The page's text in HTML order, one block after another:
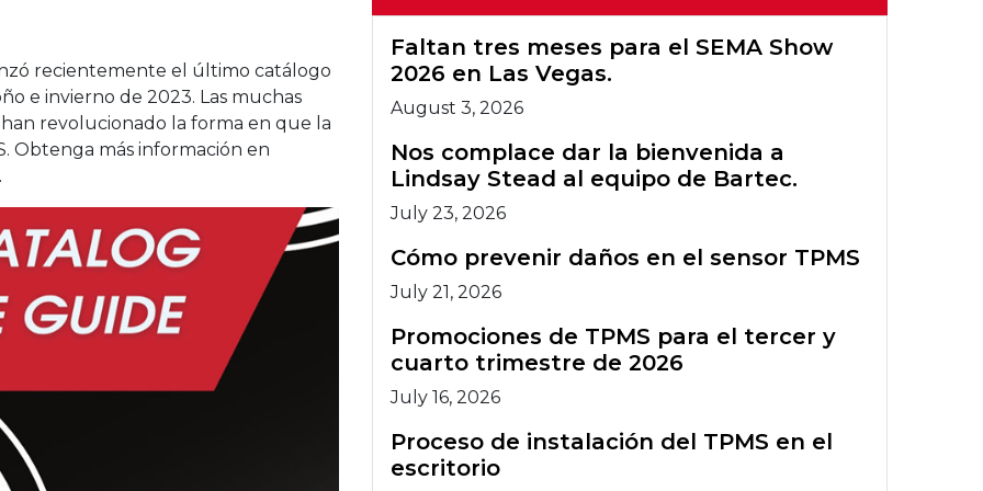
Registro de
TPMS
Accesorios TPMS
TPMS
Herramientas
herramientas
TPMS
Primeros Bartec
Boletines de
del TPMS
Wi-Fi de
recientemente el último catálogo
e invierno de 2023. Las muchas
revolucionado la forma en que la
Obtenga más información en
Faltan tres meses para el SEMA Show
2026 en Las Vegas.
August 3, 2026
Nos complace dar la bienvenida a
Lindsay Stead al equipo de Bartec.
July 23, 2026
Cómo prevenir daños en el sensor TPMS
July 21, 2026
Promociones de TPMS para el tercer y
cuarto trimestre de 2026
July 16, 2026
Proceso de instalación del TPMS en el
escritorio